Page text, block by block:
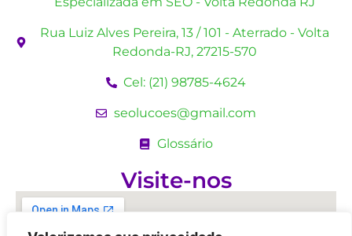
Rua Luiz Alves Pereira, 13 / 101 - Aterrado - Volta
Redonda-RJ, 27215-570
Cel: (21) 98785-4624
seolucoes@gmail.com
Glossário
Visite-nos